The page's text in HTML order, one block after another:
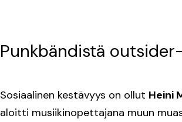
Punkbändistä
Sosiaalinen kestävyys on ollut Heini
aloitti musiikinopettajana muun